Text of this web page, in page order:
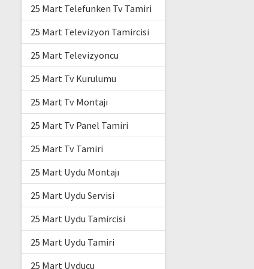
25 Mart Telefunken Tv Tamiri
25 Mart Televizyon Tamircisi
25 Mart Televizyoncu
25 Mart Tv Kurulumu
25 Mart Tv Montajı
25 Mart Tv Panel Tamiri
25 Mart Tv Tamiri
25 Mart Uydu Montajı
25 Mart Uydu Servisi
25 Mart Uydu Tamircisi
25 Mart Uydu Tamiri
25 Mart Uyducu